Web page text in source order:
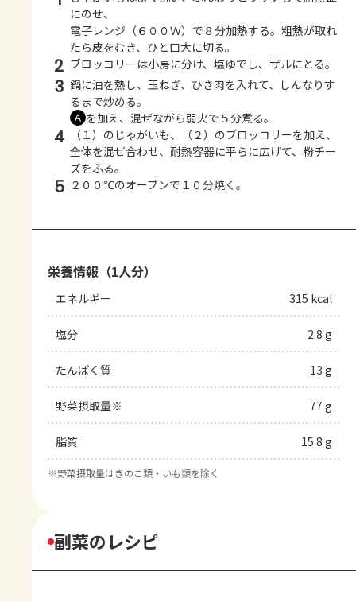
にのせ、
電子レンジ（６００Ｗ）で８分加熱する。粗熱が取れ
たら皮をむき、ひと口大に切る。
2 ブロッコリーは小房に分け、塩ゆでし、ザルにとる。
3 鍋に油を熱し、玉ねぎ、ひき肉を入れて、しんなりす
るまで炒める。
Ａ を加え、混ぜながら弱火で５分煮る。
4
（１）のじゃがいも、（２）のブロッコリーを加え、
全体を混ぜ合わせ、耐熱容器に平らに広げて、粉チー
ズをふる。
5 ２００℃のオーブンで１０分焼く。
栄養情報（1人分）
エネルギー 315 kcal
塩分 2.8 g
たんぱく質 13 g
野菜摂取量※ 77 g
脂質 15.8 g
※野菜摂取量はきのこ類・いも類を除く
副菜のレシピ